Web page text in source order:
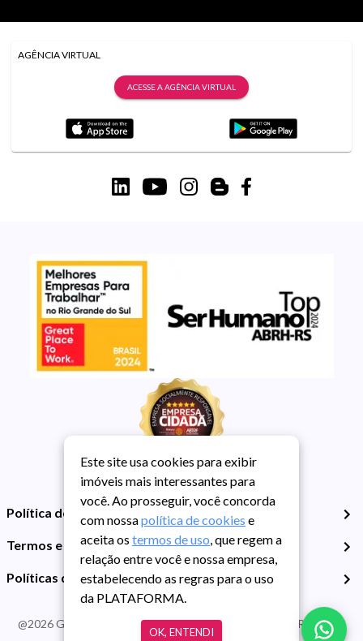
AGÊNCIA VIRTUAL
ACESSE A AGÊNCIA VIRTUAL
Política de Privacidade
Termos e Condições de Uso
Políticas de Cookies
@2026Guarida Imóvel. Todos os direitos reservados. CRECI RS -
Este site usa cookies para exibir
imóveis mais interessantes para
você. Ao prosseguir, você concorda
com nossapolítica de cookies e
aceita os termos de uso, que regem a
relação entre você e nossa empresa,
estabelecendo as regras para o uso
da PLATAFORMA.
OK, ENTENDI